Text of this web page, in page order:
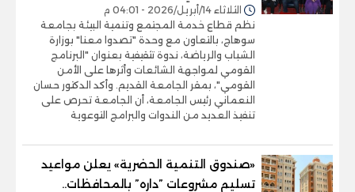
الثلاثاء 14/أبريل/2026 - 04:01 م
نظم قطاع خدمة المجتمع وتنمية البيئة بجامعة
سوهاج، بالتعاون مع وحدة "تصدوا معنا" بوزارة
الشباب والرياضة، ندوة تثقيفية بعنوان "البرنامج
القومي لمواجهة الشائعات وأثرها على الأمن
القومي"، بمقر الجامعة القديم. وأكد الدكتور حسان
النعماني رئيس الجامعة، أن الجامعة تحرص على
تنفيذ العديد من الندوات والبرامج التوعوية
«صندوق التنمية الحضرية» يعلن مواعيد
تسليم مشروعات ”داره” بالمحافظات..